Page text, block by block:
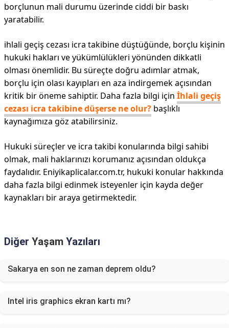
borçlunun mali durumu üzerinde ciddi bir baskı
yaratabilir.
ihlali geçiş cezası icra takibine düştüğünde, borçlu kişinin
hukuki hakları ve yükümlülükleri yönünden dikkatli
olması önemlidir. Bu süreçte doğru adımlar atmak,
borçlu için olası kayıpları en aza indirgemek açısından
kritik bir öneme sahiptir. Daha fazla bilgi için İhlali geçiş
cezası icra takibine düşerse ne olur? başlıklı
kaynağımıza göz atabilirsiniz.
Hukuki süreçler ve icra takibi konularında bilgi sahibi
olmak, mali haklarınızı korumanız açısından oldukça
faydalıdır. Eniyikaplicalar.com.tr, hukuki konular hakkında
daha fazla bilgi edinmek isteyenler için kayda değer
kaynakları bir araya getirmektedir.
Diğer Yaşam Yazıları
Sakarya en son ne zaman deprem oldu?
Intel iris graphics ekran kartı mı?